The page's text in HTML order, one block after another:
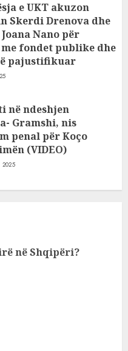
e UKT akuzon
Skerdi Drenova dhe
Joana Nano për
fondet publike dhe
pajustifikuar
në ndeshjen
Gramshi, nis
penal për Koço
(VIDEO)
2025
në Shqipëri?